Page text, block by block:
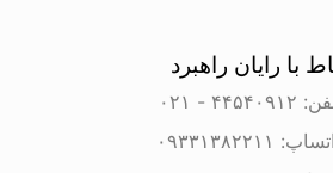
راهبرد